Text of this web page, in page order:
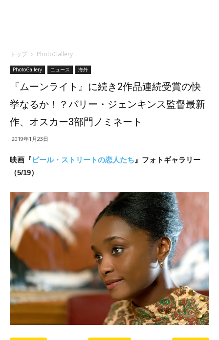
トップ PhotoGallery
PhotoGallery ニュース 海外
『ムーンライト』に続き2作品連続受賞の快
挙なるか！？バリー・ジェンキンス監督最新
作、オスカー3部門ノミネート
2019年1月23日
映画『 ビール・ストリートの恋人たち 』フォトギャラリー
（5/19）